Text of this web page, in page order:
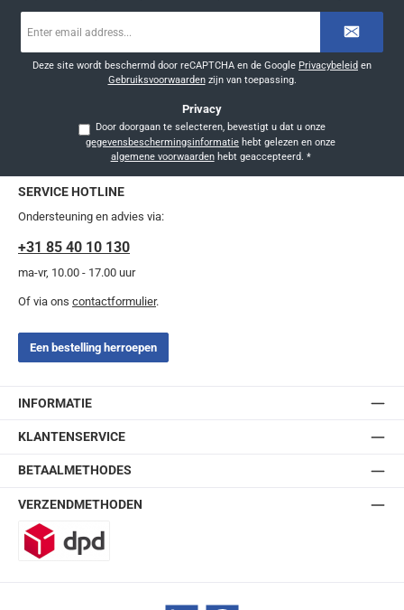
mailadres
Deze site wordt beschermd door reCAPTCHA en de Google Privacybeleid en
Gebruiksvoorwaardenzijn van toepassing.
Privacy
Door doorgaan te selecteren, bevestigt u dat u onze
gegevensbeschermingsinformatie
algemene voorwaardenhebt geaccepteerd. *
SERVICE HOTLINE
Ondersteuning en advies via:
+31 85 40 10 130
ma-vr, 10.00 - 17.00 uur
Of via ons contactformulier.
Een bestelling herroepen
INFORMATIE
KLANTENSERVICE
BETAALMETHODES
VERZENDMETHODEN